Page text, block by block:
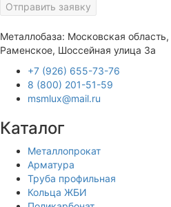
Отправить заявку
Металлобаза: Московская
Раменское, Шоссейная улица 3а
+7 (926) 655-73-76
8 (800) 201-51-59
msmlux@mail.ru
Каталог
Металлопрокат
Арматура
Труба профильная
Кольца ЖБИ